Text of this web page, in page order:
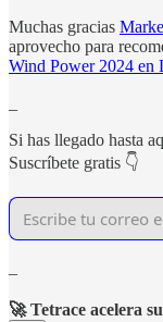
Muchas gracias
aprovecho para
Wind Power 2024 en
Si has llegado hasta
Suscríbete gratis 👇
🚀 Tetrace acelera